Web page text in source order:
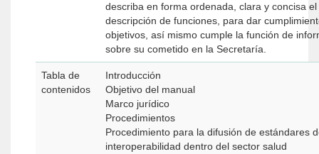
describa en forma ordenada, clara y concisa
descripción de funciones, para dar
objetivos, así mismo cumple la función de
sobre su cometido en la Secretaría.
Tabla de
contenidos
Introducción
Objetivo del manual
Marco jurídico
Procedimientos
Procedimiento para la difusión de estándares
interoperabilidad dentro del sector salud